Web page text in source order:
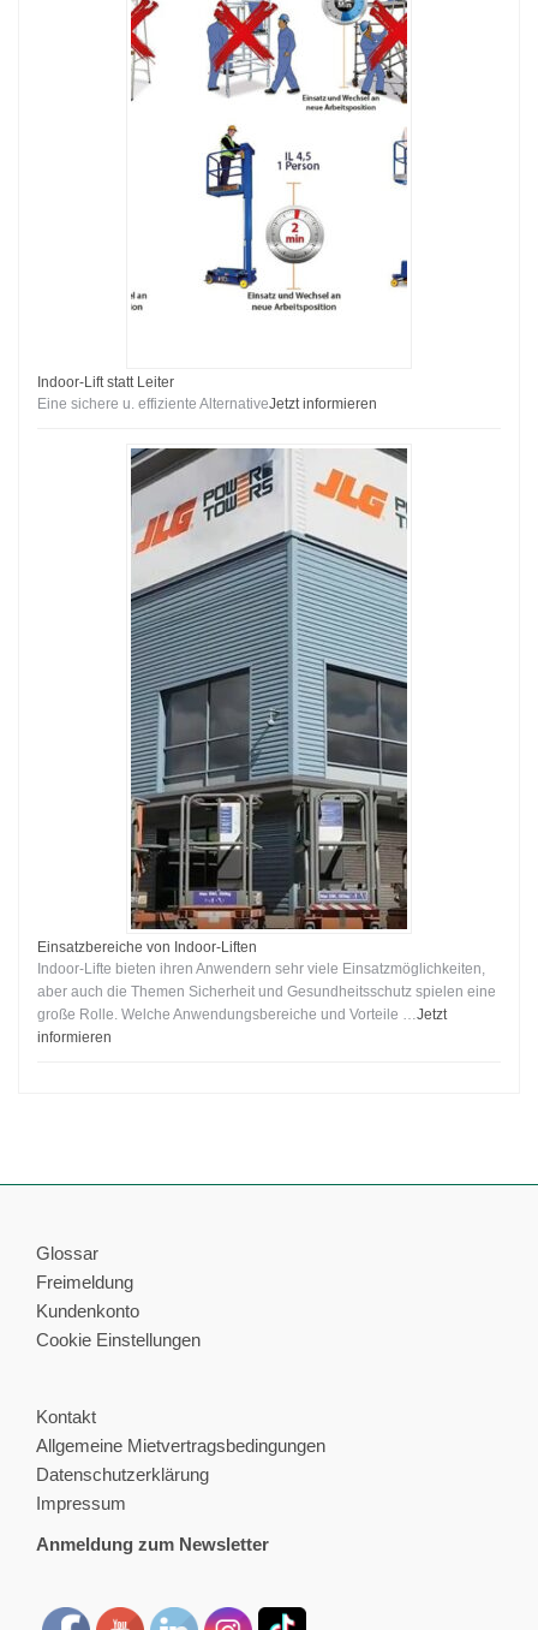
Indoor-Lift statt Leiter
Eine sichere u. effiziente AlternativeJetzt informieren
Einsatzbereiche von Indoor-Liften
Indoor-Lifte bieten ihren Anwendern sehr viele Einsatzmöglichkeiten,
aber auch die Themen Sicherheit und Gesundheitsschutz spielen eine
große Rolle. Welche Anwendungsbereiche und Vorteile …Jetzt
informieren
Glossar
Freimeldung
Kundenkonto
Cookie Einstellungen
Kontakt
Allgemeine Mietvertragsbedingungen
Datenschutzerklärung
Impressum
Anmeldung zum Newsletter